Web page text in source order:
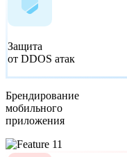
Защита
от DDOS атак
Брендирование
мобильного
приложения